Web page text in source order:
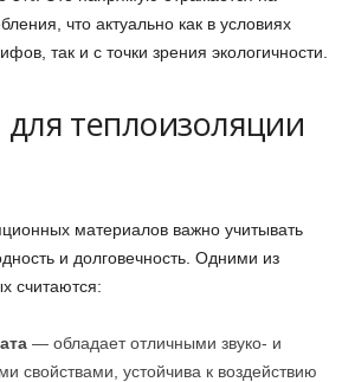
что актуально как в условиях
так и с точки зрения экологичности.
теплоизоляции
материалов важно учитывать
и долговечность. Одними из
считаются:
— обладает отличными звуко- и
свойствами, устойчива к воздействию